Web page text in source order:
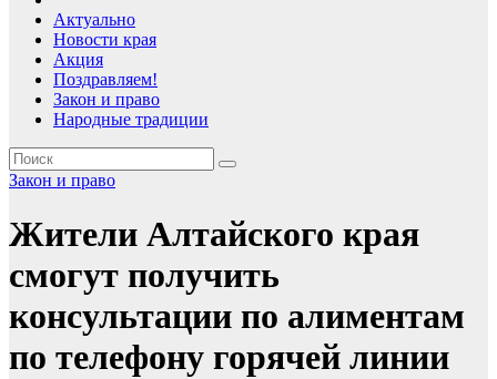
Актуально
Новости края
Акция
Поздравляем!
Закон и право
Народные традиции
Закон и право
Жители Алтайского края
смогут получить
консультации по алиментам
по телефону горячей линии